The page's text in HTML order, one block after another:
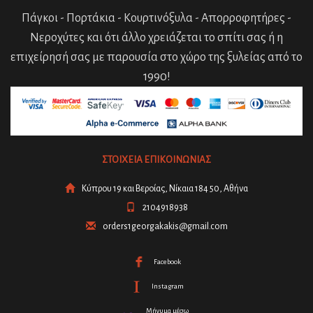
Πάγκοι - Πορτάκια - Κουρτινόξυλα - Απορροφητήρες -
Νεροχύτες και ότι άλλο χρειάζεται το σπίτι σας ή η
επιχείρησή σας με παρουσία στο χώρο της ξυλείας από το
1990!
ΣΤΟΙΧΕΙΑ ΕΠΙΚΟΙΝΩΝΙΑΣ
Κύπρου 19 και Βεροίας, Νίκαια 184 50, Αθήνα
2104918938
orders1georgakakis@gmail.com
Facebook
Instagram
Μήνυμα μέσω